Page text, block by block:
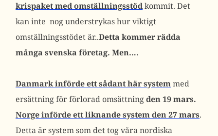
krispaket med omställningsstödkommit. Det
kan inte nog understrykas hur viktigt
omställningsstödet är..Detta kommer rädda
många svenska företag. Men….
Danmark införde ett sådant här systemmed
ersättning för förlorad omsättningden 19 mars.
Norge införde ett liknande system den 27 mars.
Detta är system som det tog våra nordiska